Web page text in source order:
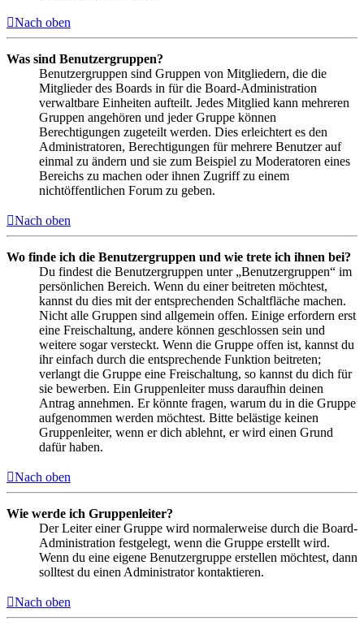
Nach oben
Was sind Benutzergruppen?
Benutzergruppen sind Gruppen von Mitgliedern, die die
Mitglieder des Boards in für die Board-Administration
verwaltbare Einheiten aufteilt. Jedes Mitglied kann mehreren
Gruppen angehören und jeder Gruppe können
Berechtigungen zugeteilt werden. Dies erleichtert es den
Administratoren, Berechtigungen für mehrere Benutzer auf
einmal zu ändern und sie zum Beispiel zu Moderatoren eines
Bereichs zu machen oder ihnen Zugriff zu einem
nichtöffentlichen Forum zu geben.
Nach oben
Wo finde ich die Benutzergruppen und wie trete ich ihnen bei?
Du findest die Benutzergruppen unter „Benutzergruppen“ im
persönlichen Bereich. Wenn du einer beitreten möchtest,
kannst du dies mit der entsprechenden Schaltfläche machen.
Nicht alle Gruppen sind allgemein offen. Einige erfordern erst
eine Freischaltung, andere können geschlossen sein und
weitere sogar versteckt. Wenn die Gruppe offen ist, kannst du
ihr einfach durch die entsprechende Funktion beitreten;
verlangt die Gruppe eine Freischaltung, so kannst du dich für
sie bewerben. Ein Gruppenleiter muss daraufhin deinen
Antrag annehmen. Er könnte fragen, warum du in die Gruppe
aufgenommen werden möchtest. Bitte belästige keinen
Gruppenleiter, wenn er dich ablehnt, er wird einen Grund
dafür haben.
Nach oben
Wie werde ich Gruppenleiter?
Der Leiter einer Gruppe wird normalerweise durch die Board-
Administration festgelegt, wenn die Gruppe erstellt wird.
Wenn du eine eigene Benutzergruppe erstellen möchtest, dann
solltest du einen Administrator kontaktieren.
Nach oben